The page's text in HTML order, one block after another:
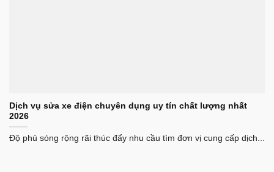
Dịch vụ sửa xe điện chuyên dụng uy tín chất lượng nhất
2026
Độ phủ sóng rộng rãi thúc đẩy nhu cầu tìm đơn vị cung cấp dịch...